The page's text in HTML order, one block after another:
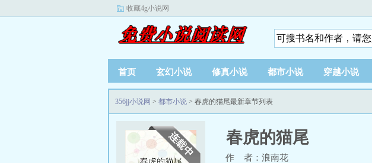
收藏4g小说网
首页 玄幻小说 修真小说 都市小说 穿越小说
356jj小说网 > 都市小说 > 春虎的猫尾最新章节列表
春虎的猫尾
作 者：浪南花